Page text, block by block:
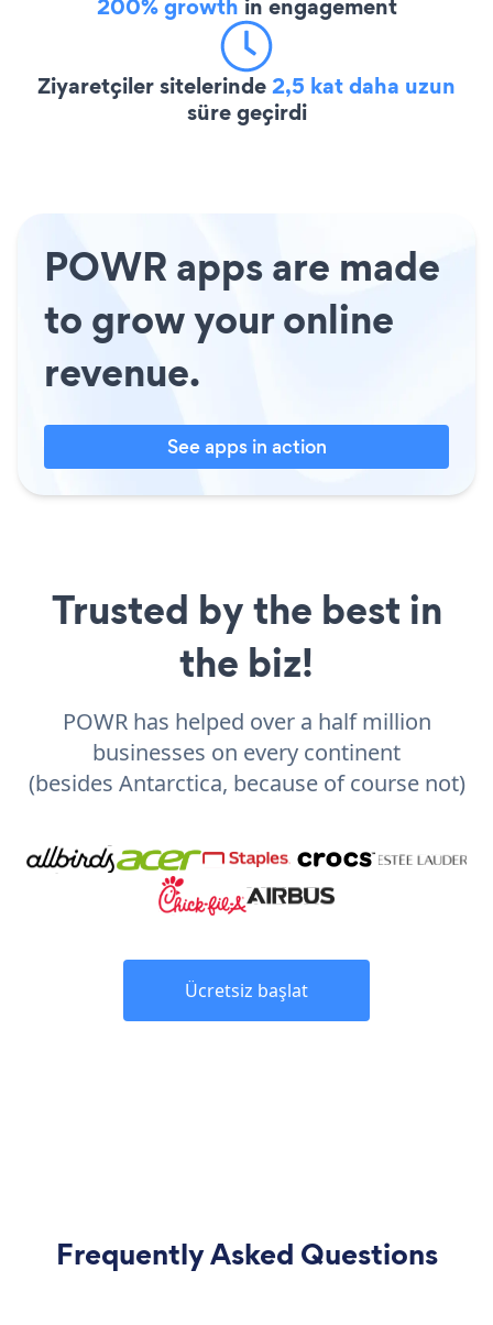
200% growth in engagement
Ziyaretçiler sitelerinde2,5 kat daha uzun
süre geçirdi
POWR apps are made
to grow your online
revenue.
See apps in action
Trusted by the best in
the biz!
POWR has helped over a half million
businesses on every continent
(besides Antarctica, because of course not)
Ücretsiz başlat
Frequently Asked Questions